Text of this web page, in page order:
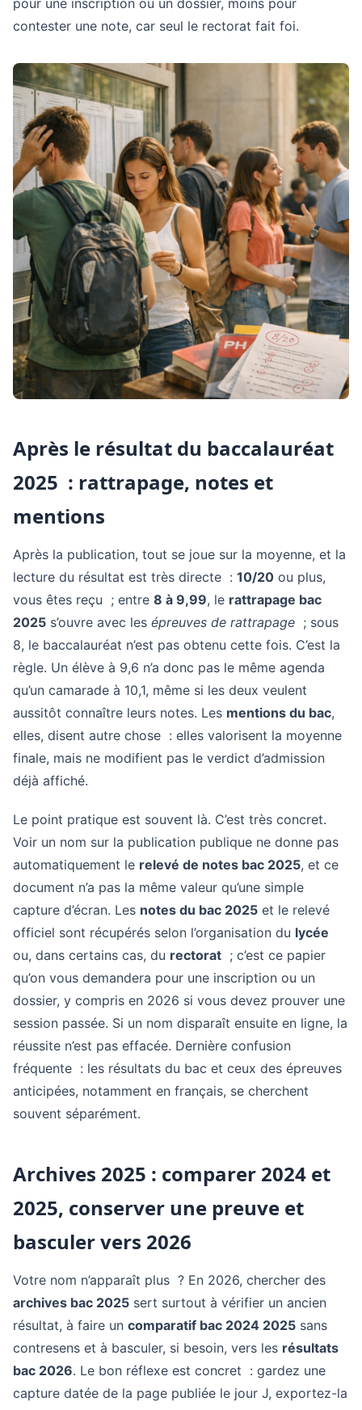
pour une inscription ou un dossier, moins pour
contester une note, car seul le rectorat fait foi.
Après le résultat du baccalauréat
2025 : rattrapage, notes et
mentions
Après la publication, tout se joue sur la moyenne, et la
lecture du résultat est très directe : 10/20 ou plus,
vous êtes reçu ; entre 8 à 9,99, le rattrapage bac
2025 s’ouvre avec les épreuves de rattrapage ; sous
8, le baccalauréat n’est pas obtenu cette fois. C’est la
règle. Un élève à 9,6 n’a donc pas le même agenda
qu’un camarade à 10,1, même si les deux veulent
aussitôt connaître leurs notes. Les mentions du bac,
elles, disent autre chose : elles valorisent la moyenne
finale, mais ne modifient pas le verdict d’admission
déjà affiché.
Le point pratique est souvent là. C’est très concret.
Voir un nom sur la publication publique ne donne pas
automatiquement le relevé de notes bac 2025, et ce
document n’a pas la même valeur qu’une simple
capture d’écran. Les notes du bac 2025 et le relevé
officiel sont récupérés selon l’organisation du lycée
ou, dans certains cas, du rectorat ; c’est ce papier
qu’on vous demandera pour une inscription ou un
dossier, y compris en 2026 si vous devez prouver une
session passée. Si un nom disparaît ensuite en ligne, la
réussite n’est pas effacée. Dernière confusion
fréquente : les résultats du bac et ceux des épreuves
anticipées, notamment en français, se cherchent
souvent séparément.
Archives 2025 : comparer 2024 et
2025, conserver une preuve et
basculer vers 2026
Votre nom n’apparaît plus ? En 2026, chercher des
archives bac 2025 sert surtout à vérifier un ancien
résultat, à faire un comparatif bac 2024 2025 sans
contresens et à basculer, si besoin, vers les résultats
bac 2026. Le bon réflexe est concret : gardez une
capture datée de la page publiée le jour J, exportez-la